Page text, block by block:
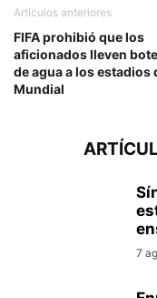
Artículos anteriores
FIFA prohibió que los
aficionados lleven
de agua a los estadios
Mundial
7